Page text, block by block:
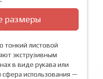
размеры
тонкий листовой
экструзивным
в виде рукава или
сфера использования —